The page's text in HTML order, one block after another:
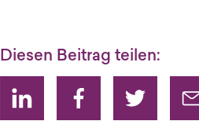
Die­sen Bei­trag tei­len: